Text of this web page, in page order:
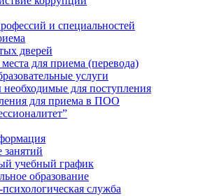
и специальностей
дверей
для приема (перевода)
услуги
для поступления
для приема в ПОО
занятий
учебный график
образование
служба